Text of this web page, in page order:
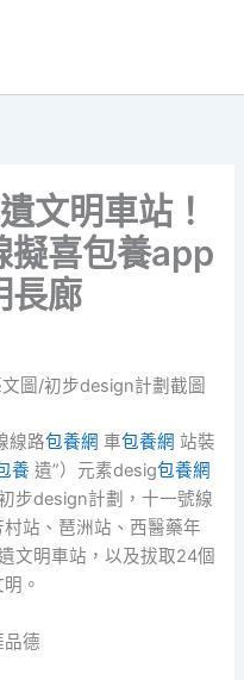
文明車站！
擬喜包養app
長廊
圖/初步design計劃截圖
線路包養網 車包養網 站裝
養 遺”）元素desig包養網
步design計劃，十一號線
站、琶洲站、西醫藥年
文明車站，以及拔取24個
。
德